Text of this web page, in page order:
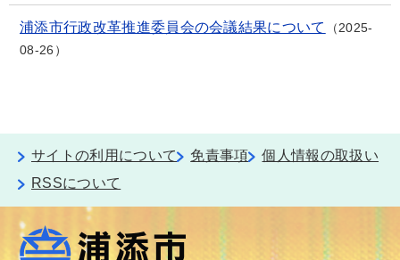
浦添市行政改革推進委員会の会議結果について
2025-
08-26
サイトの利用について 免責事項
個人情報の取扱い
RSSについて